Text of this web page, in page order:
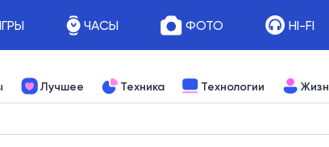
ЧАСЫ ФОТО HI-FI
Лучшее Техника Технологии